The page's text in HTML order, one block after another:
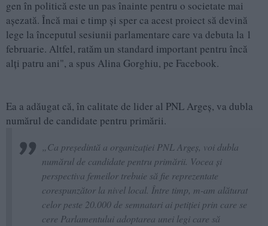
gen în politică este un pas înainte pentru o societate mai
aşezată. Încă mai e timp şi sper ca acest proiect să devină
lege la începutul sesiunii parlamentare care va debuta la 1
februarie. Altfel, ratăm un standard important pentru încă
alţi patru ani", a spus Alina Gorghiu, pe Facebook.
Ea a adăugat că, în calitate de lider al PNL Argeş, va dubla
numărul de candidate pentru primării.
„Ca preşedintă a organizaţiei PNL Argeş, voi dubla
numărul de candidate pentru primării. Vocea şi
perspectiva femeilor trebuie să fie reprezentate
corespunzător la nivel local. Între timp, m-am alăturat
celor peste 20.000 de semnatari ai petiţiei prin care se
cere Parlamentului adoptarea unei legi care să